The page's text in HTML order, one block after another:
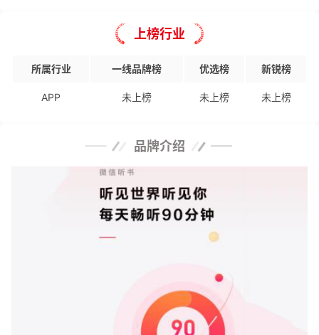
上榜行业
所属行业 一线品牌榜 优选榜 新锐榜
APP 未上榜 未上榜 未上榜
品牌介绍